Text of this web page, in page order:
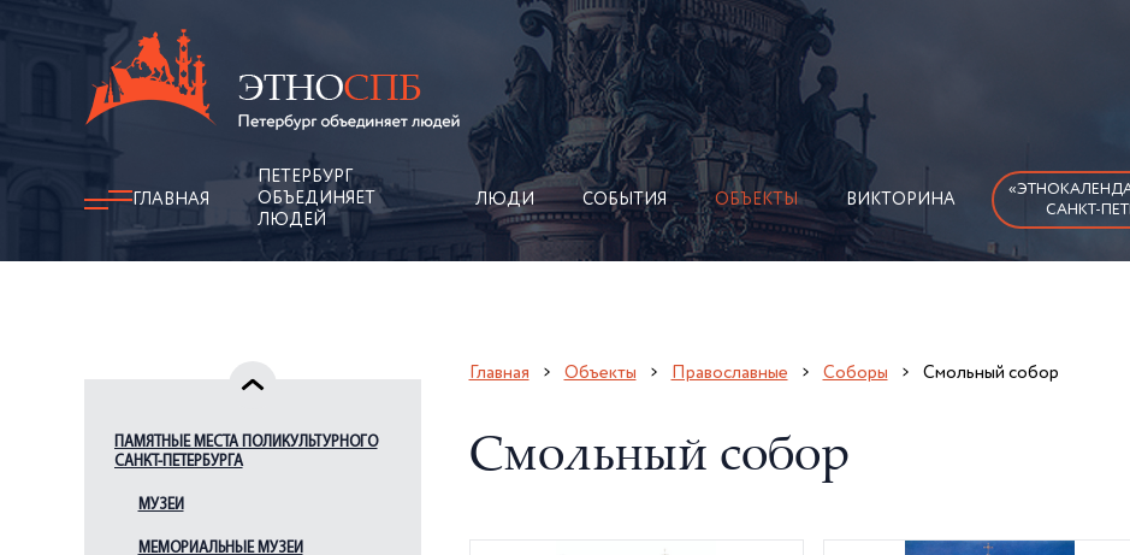
ГЛАВНАЯ
ПЕТЕРБУРГ
ОБЪЕДИНЯЕТ
ЛЮДЕЙ
ЛЮДИ СОБЫТИЯ ОБЪЕКТЫ ВИКТОРИНА
САНКТ-
ПАМЯТНЫЕ МЕСТА ПОЛИКУЛЬТУРНОГО
САНКТ-ПЕТЕРБУРГА
МУЗЕИ
МЕМОРИАЛЬНЫЕ МУЗЕИ
Главная Объекты Православные Соборы Смольный собор
Смольный собор